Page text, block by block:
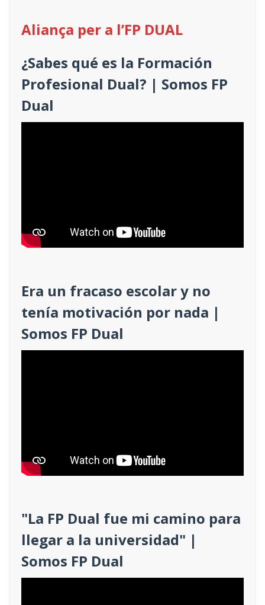
Aliança per a l’FP DUAL
¿Sabes qué es la Formación
Profesional Dual? | Somos FP
Dual
Era un fracaso escolar y no
tenía motivación por nada |
Somos FP Dual
"La FP Dual fue mi camino para
llegar a la universidad" |
Somos FP Dual